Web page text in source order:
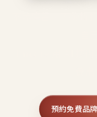
預約免費品